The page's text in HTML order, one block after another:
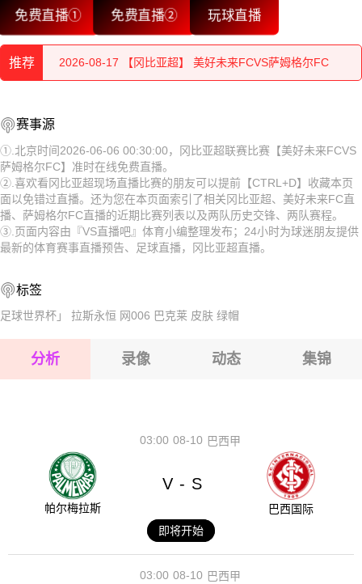
免费直播① 免费直播② 玩球直播
推荐
2026-08-17 【冈比亚超】 美好未来FCVS萨姆格尔FC
2026-08-17 【冈比亚超】 美好未来FCVS萨姆格尔FC
2026-08-17 【冈比亚超】 美好未来FCVS萨姆格尔FC
2026-08-17 【冈比亚超】 美好未来FCVS萨姆格尔FC
2026-08-17 【冈比亚超】 美好未来FCVS萨姆格尔FC
2026-08-17 【冈比亚超】 美好未来FCVS萨姆格尔FC
2026-08-17 【冈比亚超】 美好未来FCVS萨姆格尔FC
2026-08-17 【冈比亚超】 美好未来FCVS萨姆格尔FC
2026-08-17 【冈比亚超】 美好未来FCVS萨姆格尔FC
赛事源
①.北京时间2026-06-06 00:30:00，冈比亚超联赛比赛【美好未来FCVS
萨姆格尔FC】准时在线免费直播。
②.喜欢看冈比亚超现场直播比赛的朋友可以提前【CTRL+D】收藏本页
面以免错过直播。还为您在本页面索引了相关冈比亚超、美好未来FC直
播、萨姆格尔FC直播的近期比赛列表以及两队历史交锋、两队赛程。
③.页面内容由『VS直播吧』体育小编整理发布；24小时为球迷朋友提供
最新的体育赛事直播预告、足球直播，冈比亚超直播。
标签
足球世界杯」 拉斯永恒 网006 巴克莱 皮肤 绿帽
分析 录像 动态 集锦
08-10
03:00 巴西甲
帕尔梅拉斯
V - S
巴西国际
即将开始
08-10
03:00 巴西甲